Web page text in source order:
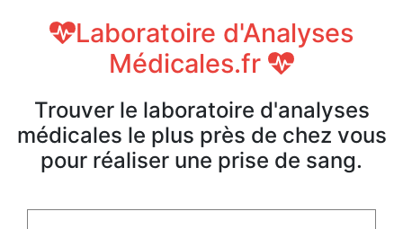
Laboratoire d'Analyses
Médicales.fr
Trouver le laboratoire d'analyses
médicales le plus près de chez vous
pour réaliser une prise de sang.